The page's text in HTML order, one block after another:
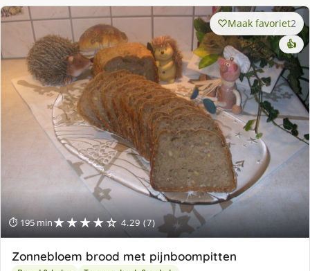
⏱ 195 min★★★★☆ 4.29 (7)
Maak favoriet2
👍
Zonnebloem brood met pijnboompitten